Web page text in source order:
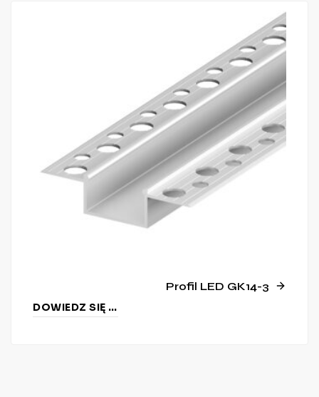
Profil LED GK14-3
DOWIEDZ SIĘ WIĘCEJ